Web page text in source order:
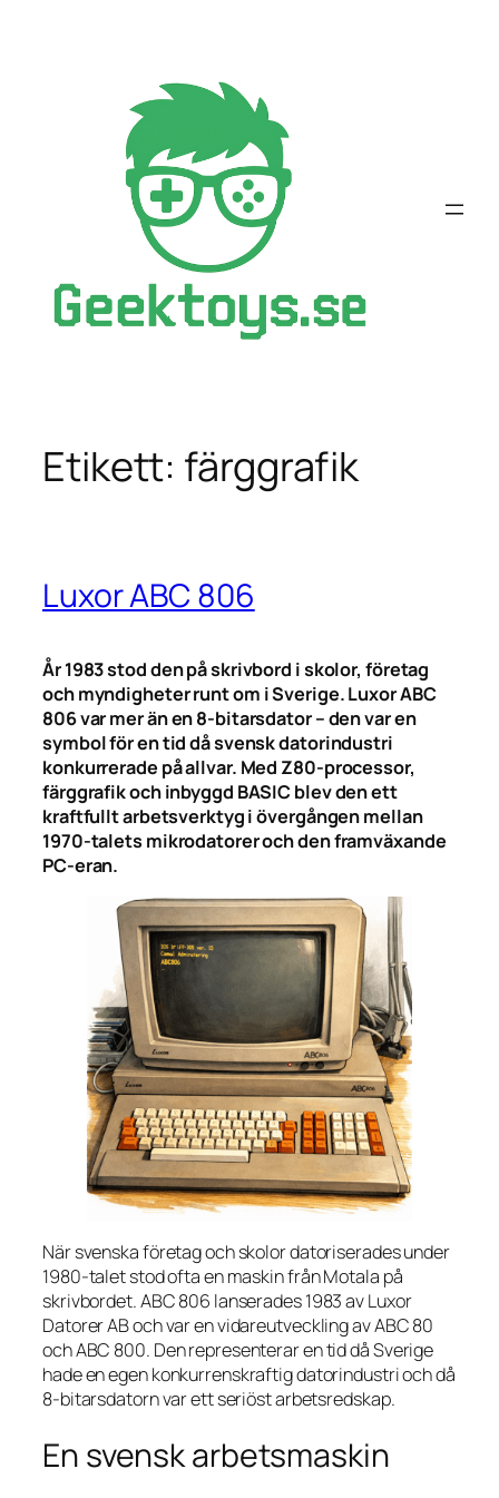
Etikett: färggrafik
Luxor ABC 806
År 1983 stod den på skrivbord i skolor, företag
och myndigheter runt om i Sverige. Luxor ABC
806 var mer än en 8-bitarsdator – den var en
symbol för en tid då svensk datorindustri
konkurrerade på allvar. Med Z80-processor,
färggrafik och inbyggd BASIC blev den ett
kraftfullt arbetsverktyg i övergången mellan
1970-talets mikrodatorer och den framväxande
PC-eran.
När svenska företag och skolor datoriserades under
1980-talet stod ofta en maskin från Motala på
skrivbordet. ABC 806 lanserades 1983 av Luxor
Datorer AB och var en vidareutveckling av ABC 80
och ABC 800. Den representerar en tid då Sverige
hade en egen konkurrenskraftig datorindustri och då
8-bitarsdatorn var ett seriöst arbetsredskap.
En svensk arbetsmaskin